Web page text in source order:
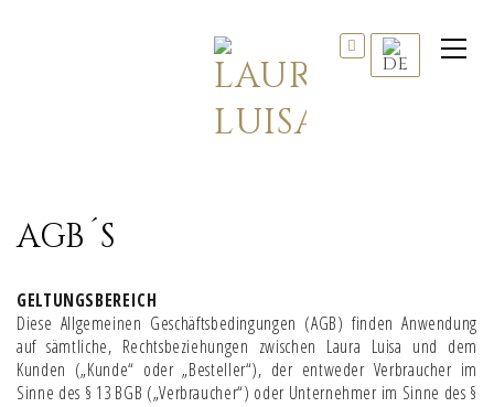
AGB´S
GELTUNGSBEREICH
Diese Allgemeinen Geschäftsbedingungen (AGB) finden Anwendung
auf sämtliche, Rechtsbeziehungen zwischen Laura Luisa und dem
Kunden („Kunde“ oder „Besteller“), der entweder Verbraucher im
Sinne des § 13 BGB („Verbraucher“) oder Unternehmer im Sinne des §